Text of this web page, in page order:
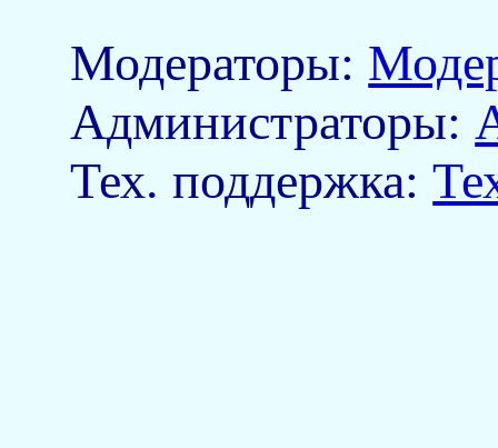
Модераторы:
Aдминистраторы:
Тех. поддержка: